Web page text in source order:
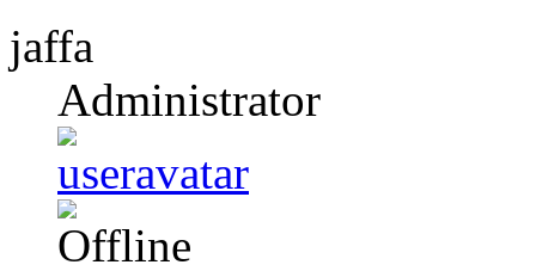
jaffa
Administrator